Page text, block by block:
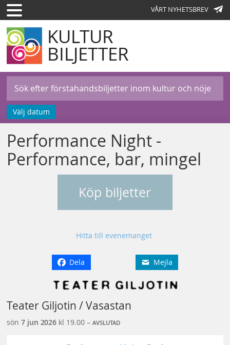
VÅRT NYHETSBREV
KULTUR
BILJETTER
Välj datum
Performance Night -
Performance, bar, mingel
Köp biljetter
Hitta till evenemanget
Dela Mejla
Teater Giljotin / Vasastan
sön7 jun 2026 kl 19.00 –AVSLUTAD